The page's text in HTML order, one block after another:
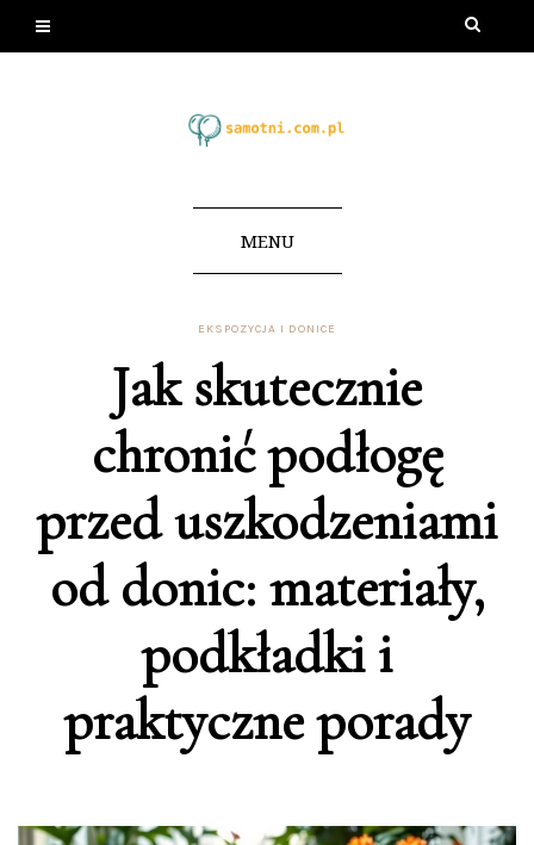
MENU
EKSPOZYCJA I DONICE
Jak skutecznie
chronić podłogę
przed uszkodzeniami
od donic: materiały,
podkładki i
praktyczne porady